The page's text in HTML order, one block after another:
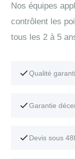
Nos équipes
contrôlent les
tous les 2 à 5
Qualité
Garantie
Devis sous